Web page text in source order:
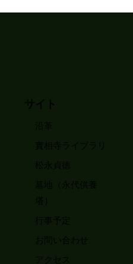
サイト
沿革
實相寺ライブラリ
松永貞徳
墓地（永代供養
塔）
行事予定
お問い合わせ
アクセス